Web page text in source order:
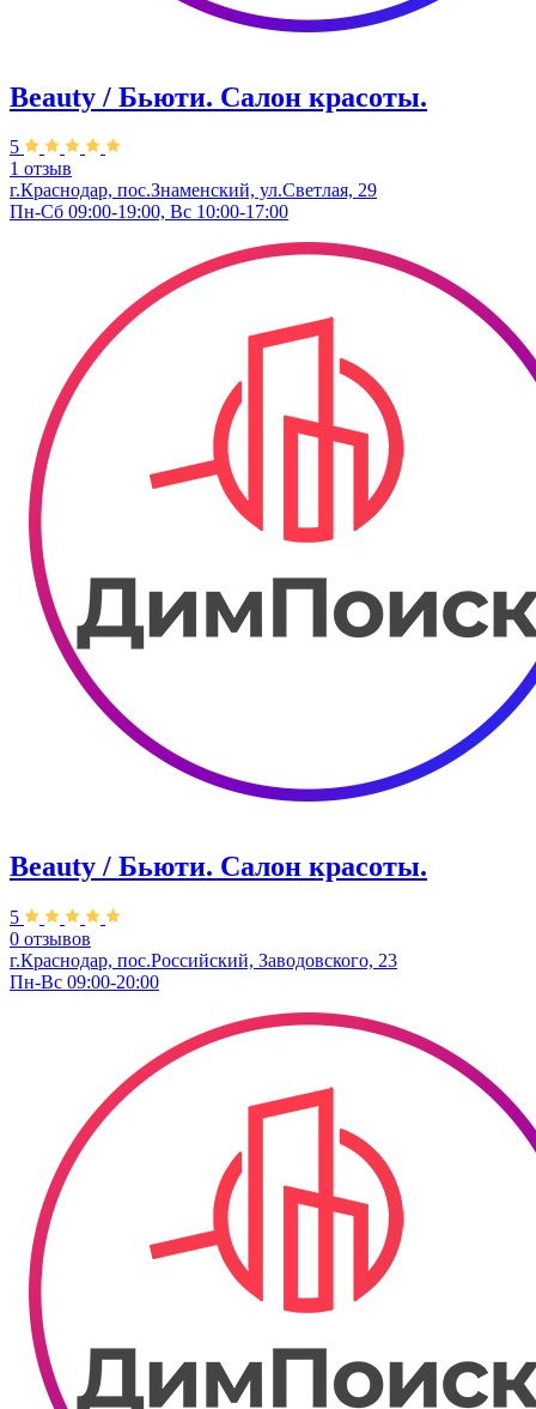
Beauty / Бьюти. Салон красоты.
5
1 отзыв
г.Краснодар, пос.Знаменский, ул.Светлая, 29
Пн-Сб 09:00-19:00, Вс 10:00-17:00
Beauty / Бьюти. Салон красоты.
5
0 отзывов
г.Краснодар, пос.Российский, Заводовского, 23
Пн-Вс 09:00-20:00